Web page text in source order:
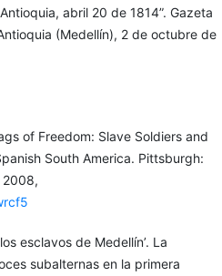
abril 20 de 1814”. Gazeta
(Medellín), 2 de octubre de
of Freedom: Slave Soldiers and
South America. Pittsburgh:
2008,
esclavos de Medellín’. La
subalternas en la primera